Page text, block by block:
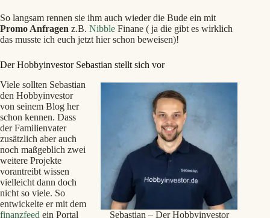
So langsam rennen sie ihm auch wieder die Bude ein mit
Promo Anfragen z.B. Nibble Finane ( ja die gibt es wirklich
das musste ich euch jetzt hier schon beweisen)!
Der Hobbyinvestor Sebastian stellt sich vor
Sebastian – Der Hobbyinvestor
Viele sollten Sebastian
den Hobbyinvestor
von seinem Blog her
schon kennen. Dass
der Familienvater
zusätzlich aber auch
noch maßgeblich zwei
weitere Projekte
vorantreibt wissen
vielleicht dann doch
nicht so viele. So
entwickelte er mit dem
finanzfeed ein Portal